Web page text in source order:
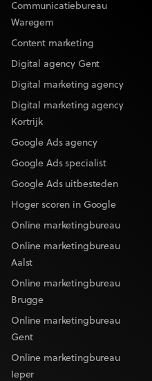
Communicatiebureau
Waregem
Content marketing
Digital agency Gent
Digital marketing agency
Digital marketing agency
Kortrijk
Google Ads agency
Google Ads specialist
Google Ads uitbesteden
Hoger scoren in Google
Online marketingbureau
Online marketingbureau
Aalst
Online marketingbureau
Brugge
Online marketingbureau
Gent
Online marketingbureau
Ieper